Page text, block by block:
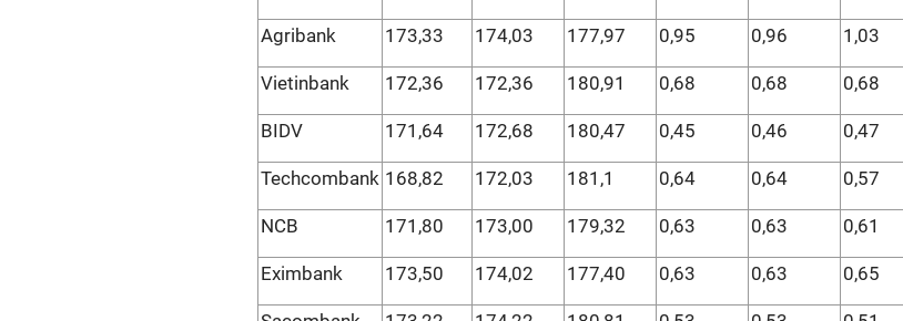
Agribank 173,33 174,03 177,97 0,95 0,96 1,03
Vietinbank 172,36 172,36 180,91 0,68 0,68 0,68
BIDV 171,64 172,68 180,47 0,45 0,46 0,47
Techcombank 168,82 172,03 181,1 0,64 0,64 0,57
NCB 171,80 173,00 179,32 0,63 0,63 0,61
Eximbank 173,50 174,02 177,40 0,63 0,63 0,65